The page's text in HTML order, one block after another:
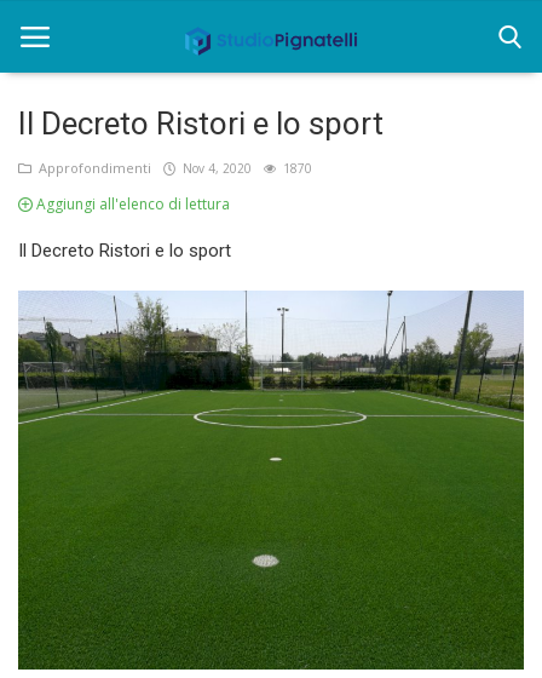
Chi siamo
Rent
Informazioni
Approfondimenti
News
Il Decreto Ristori e lo sport
Approfondimenti Nov 4, 2020 1870
Aggiungi all'elenco di lettura
Il Decreto Ristori e lo sport